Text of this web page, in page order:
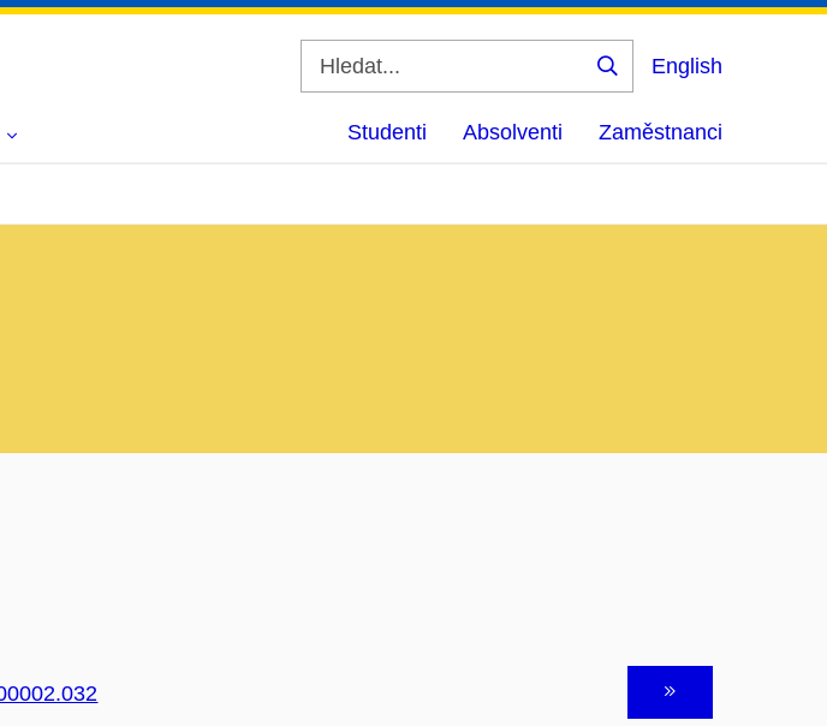
Vyhledat
English
Studenti Absolventi Zaměstnanci